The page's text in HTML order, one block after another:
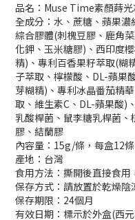
品名： Muse Time素顏蒔
全成分：水、蔗糖、蘋果濃
綜合膠體(刺槐豆膠、鹿角
化鉀、玉米糖膠) 、西印度
精) 、專利百香果籽萃取(糊
子萃取、檸檬酸、 DL-蘋果
芽糊精) 、專利冰晶番茄精
取、維生素C 、 DL-蘋果酸)
乳酸桿菌、鼠李糖乳桿菌、
膠、結蘭膠
內容量： 15g/條，每盒12條
產地：台灣
食用方法：撕開後直接食
保存方式：請放置於乾燥
保存期限： 24個月
有效日期：標示於外盒(西